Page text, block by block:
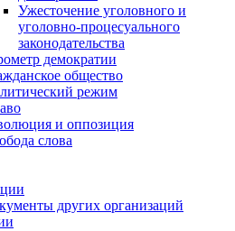
Ужесточение уголовного и
уголовно-процесуального
законодательства
демократии
общество
режим
и оппозиция
слова
других организаций